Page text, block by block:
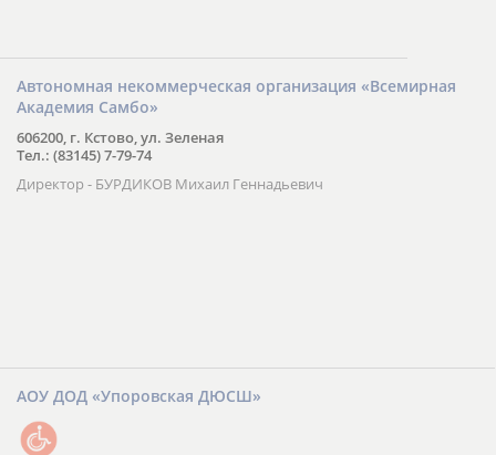
Автономная некоммерческая организация «Всемирная
Академия Самбо»
606200, г. Кстово, ул. Зеленая
Тел.: (83145) 7-79-74
Директор - БУРДИКОВ Михаил Геннадьевич
АОУ ДОД «Упоровская ДЮСШ»